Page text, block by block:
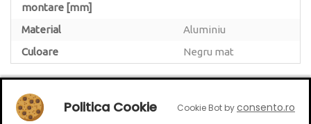
montare [mm]
Material
Aluminiu
Culoare
Negru mat
Politica Cookie Cookie Bot byconsento.ro